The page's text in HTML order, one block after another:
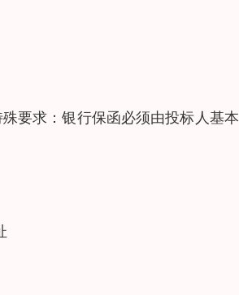
要求：银行保函必须由投标人基